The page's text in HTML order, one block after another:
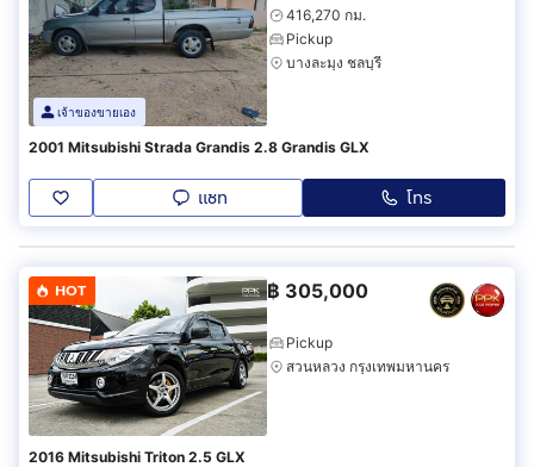
เจ้าของขายเอง
416,270 กม.
Pickup
บางละมุง ชลบุรี
2001 Mitsubishi Strada Grandis 2.8 Grandis GLX
แชท โทร
HOT ฿ 305,000
Pickup
สวนหลวง กรุงเทพมหานคร
2016 Mitsubishi Triton 2.5 GLX